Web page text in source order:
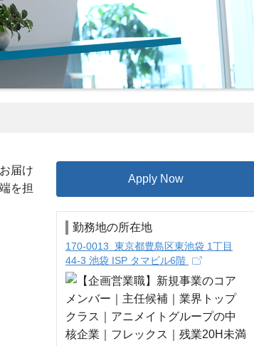
届け
を担
Apply Now
勤務地の所在地
170-0013 東京都豊島区東池袋 1丁目
44-3 池袋 ISP タマビル6階